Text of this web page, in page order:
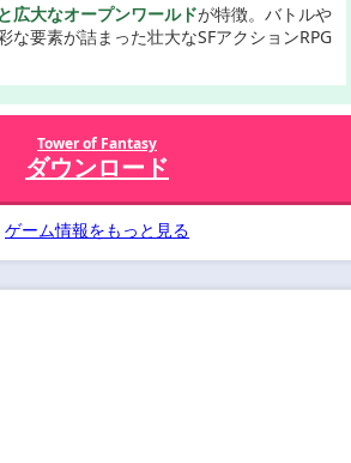
広大なオープンワールドが特徴。バトルや
な要素が詰まった壮大なSFアクションRPG
Tower of Fantasy
ダウンロード
ゲーム情報をもっと見る